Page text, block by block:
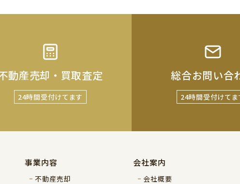
動産売却・買取査定
24時間受付けてます
総合お問い合
24時間受付けてま
事業内容
不動産売却
会社案内
会社概要